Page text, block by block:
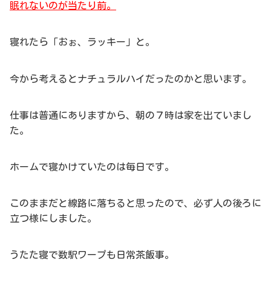
眠れないのが当たり前。
寝れたら「おぉ、ラッキー」と。
今から考えるとナチュラルハイだったのかと思います。
仕事は普通にありますから、朝の７時は家を出ていまし
た。
ホームで寝かけていたのは毎日です。
このままだと線路に落ちると思ったので、必ず人の後ろに
立つ様にしました。
うたた寝で数駅ワープも日常茶飯事。